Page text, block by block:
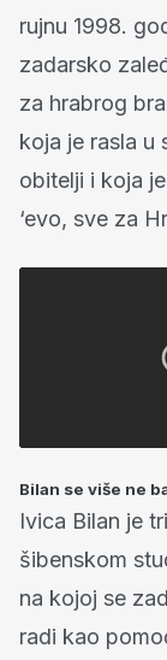
rujnu 1998.
zadarsko
za hrabrog
koja je rasla u
obitelji i koja
‘evo, sve za
Bilan se više ne
Ivica Bilan je
šibenskom
na kojoj se
radi kao